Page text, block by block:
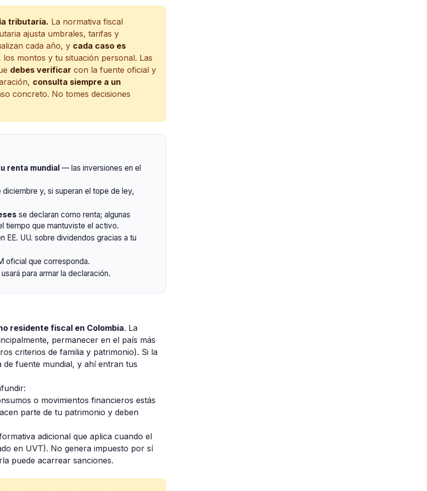
tributaria. La normativa fiscal
ajusta umbrales, tarifas y
cada año, y cada caso es
montos y tu situación personal. Las
debes verificar con la fuente oficial y
consulta siempre a un
concreto. No tomes decisiones
renta mundial — las inversiones en el
diciembre y, si superan el tope de ley,
se declaran como renta; algunas
tiempo que mantuviste el activo.
EE. UU. sobre dividendos gracias a tu
oficial que corresponda.
para armar la declaración.
residente fiscal en Colombia. La
permanecer en el país más
criterios de familia y patrimonio). Si la
fuente mundial, y ahí entran tus
o movimientos financieros estás
parte de tu patrimonio y deben
adicional que aplica cuando el
en UVT). No genera impuesto por sí
puede acarrear sanciones.